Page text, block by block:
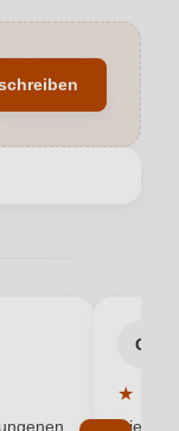
Cuvée (Weiß)
Trocken
Weißwein
5 von 5 Sternen
G
★ ★
Die